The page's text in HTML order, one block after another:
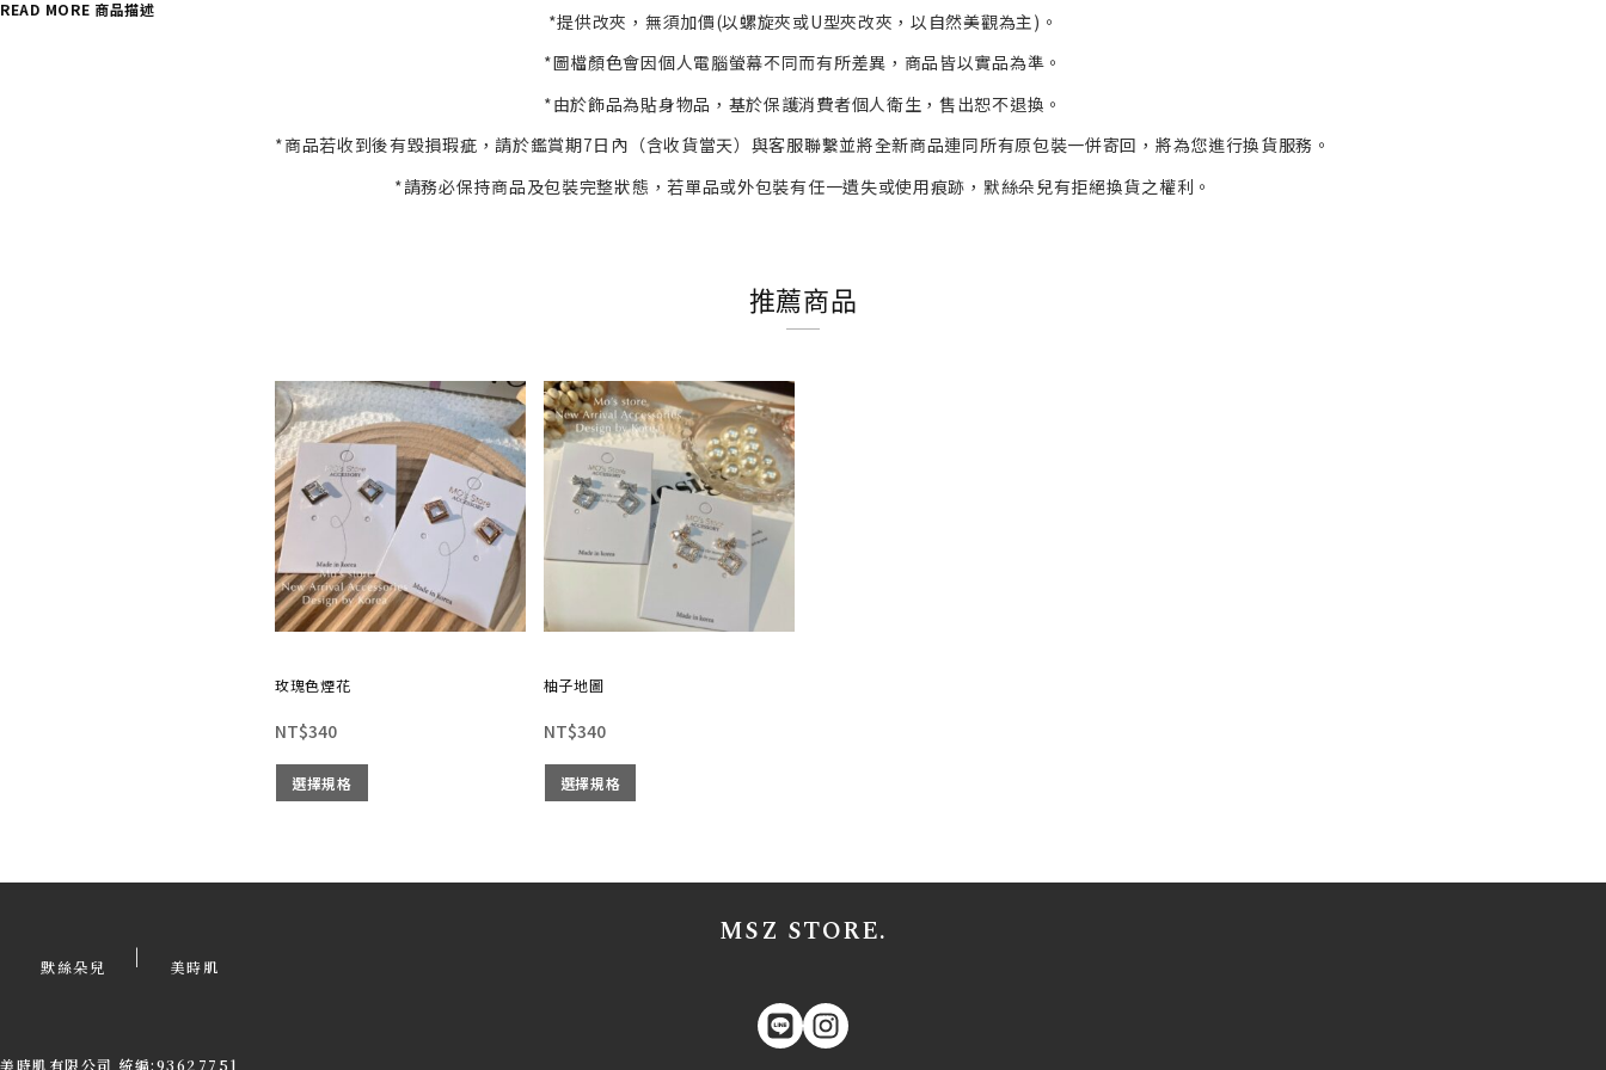
READ MORE 商品描述
*提供改夾，無須加價(以螺旋夾或U型夾改夾，以自然美觀為主)。
*圖檔顏色會因個人電腦螢幕不同而有所差異，商品皆以實品為準。
*由於飾品為貼身物品，基於保護消費者個人衛生，售出恕不退換。
*商品若收到後有毀損瑕疵，請於鑑賞期7日內（含收貨當天）與客服聯繫並將全新商品連同所有原包裝一併寄回，將為您進行換貨服務。
*請務必保持商品及包裝完整狀態，若單品或外包裝有任一遺失或使用痕跡，默絲朵兒有拒絕換貨之權利。
推薦商品
玫瑰色煙花
NT$340
選擇規格
柚子地圖
NT$340
選擇規格
MSZ STORE.
默絲朵兒 | 美時肌
美時肌有限公司 統編:93627751